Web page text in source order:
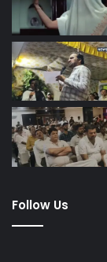
Follow Us